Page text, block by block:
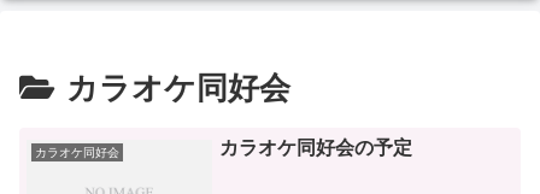
カラオケ同好会
カラオケ同好会 カラオケ同好会の予定